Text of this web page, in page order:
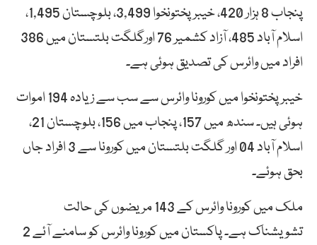
پنجاب 8 ہزار 420، خیبرپختونخوا 3,499، بلوچستان 1,495،
اسلام آباد 485، آزاد کشمیر 76 اورگلگت بلتستان میں 386
افراد میں وائرس کی تصدیق ہوئی ہے۔
خیبرپختونخوا میں کورونا وائرس سے سب سے زیادہ 194 اموات
ہوئی ہیں۔ سندھ میں 157، پنجاب میں 156، بلوچستان 21،
اسلام آباد 04 اور گلگت بلتستان میں کورونا سے 3 افراد جاں
بحق ہوئے۔
ملک میں کورونا وائرس کے 143 مریضوں کی حالت
تشویشناک ہے۔ پاکستان میں کورونا وائرس کو سامنے آئے 2